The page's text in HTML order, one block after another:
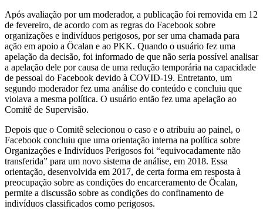
Após avaliação por um moderador, a publicação foi removida em 12
de fevereiro, de acordo com as regras do Facebook sobre
organizações e indivíduos perigosos, por ser uma chamada para
ação em apoio a Öcalan e ao PKK. Quando o usuário fez uma
apelação da decisão, foi informado de que não seria possível analisar
a apelação dele por causa de uma redução temporária na capacidade
de pessoal do Facebook devido à COVID-19. Entretanto, um
segundo moderador fez uma análise do conteúdo e concluiu que
violava a mesma política. O usuário então fez uma apelação ao
Comitê de Supervisão.
Depois que o Comitê selecionou o caso e o atribuiu ao painel, o
Facebook concluiu que uma orientação interna na política sobre
Organizações e Indivíduos Perigosos foi “equivocadamente não
transferida” para um novo sistema de análise, em 2018. Essa
orientação, desenvolvida em 2017, de certa forma em resposta à
preocupação sobre as condições do encarceramento de Öcalan,
permite a discussão sobre as condições do confinamento de
indivíduos classificados como perigosos.